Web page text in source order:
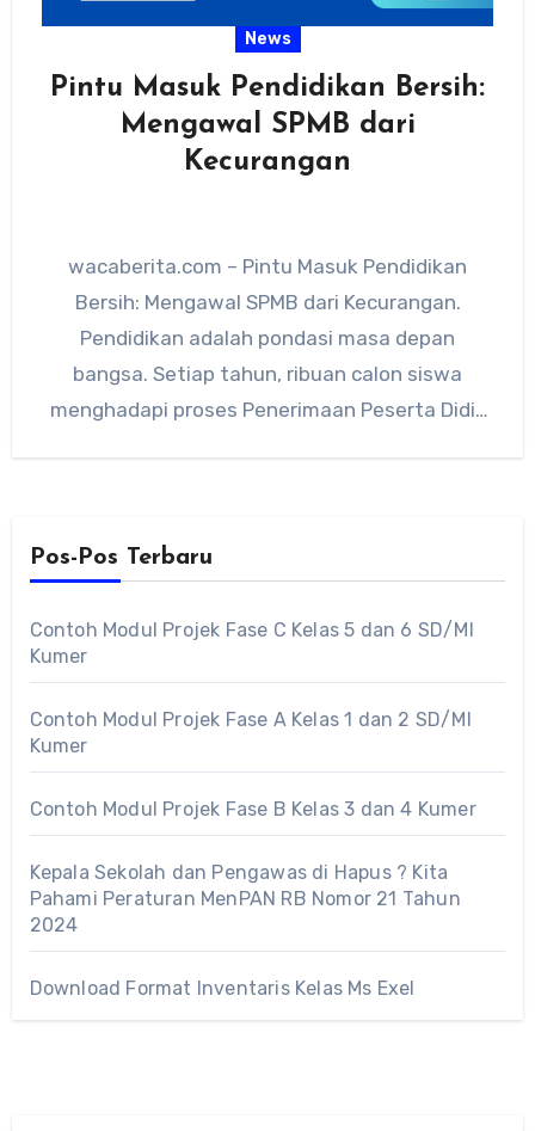
News
Pintu Masuk Pendidikan Bersih:
Mengawal SPMB dari
Kecurangan
wacaberita.com – Pintu Masuk Pendidikan
Bersih: Mengawal SPMB dari Kecurangan.
Pendidikan adalah pondasi masa depan
bangsa. Setiap tahun, ribuan calon siswa
menghadapi proses Penerimaan Peserta Didik
Pos-Pos Terbaru
Contoh Modul Projek Fase C Kelas 5 dan 6 SD/MI
Kumer
Contoh Modul Projek Fase A Kelas 1 dan 2 SD/MI
Kumer
Contoh Modul Projek Fase B Kelas 3 dan 4 Kumer
Kepala Sekolah dan Pengawas di Hapus ? Kita
Pahami Peraturan MenPAN RB Nomor 21 Tahun
2024
Download Format Inventaris Kelas Ms Exel